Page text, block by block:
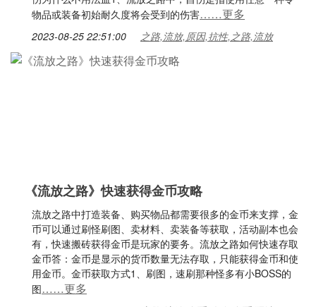
物品或装备初始耐久度将会受到的伤害……更多
2023-08-25 22:51:00 之路,流放,原因,抗性,之路,流放
《流放之路》快速获得金币攻略
流放之路中打造装备、购买物品都需要很多的金币来支撑，金
币可以通过刷怪刷图、卖材料、卖装备等获取，活动副本也会
有，快速搬砖获得金币是玩家的要务。流放之路如何快速存取
金币答：金币是显示的货币数量无法存取，只能获得金币和使
用金币。金币获取方式1、刷图，速刷那种怪多有小BOSS的
图……更多